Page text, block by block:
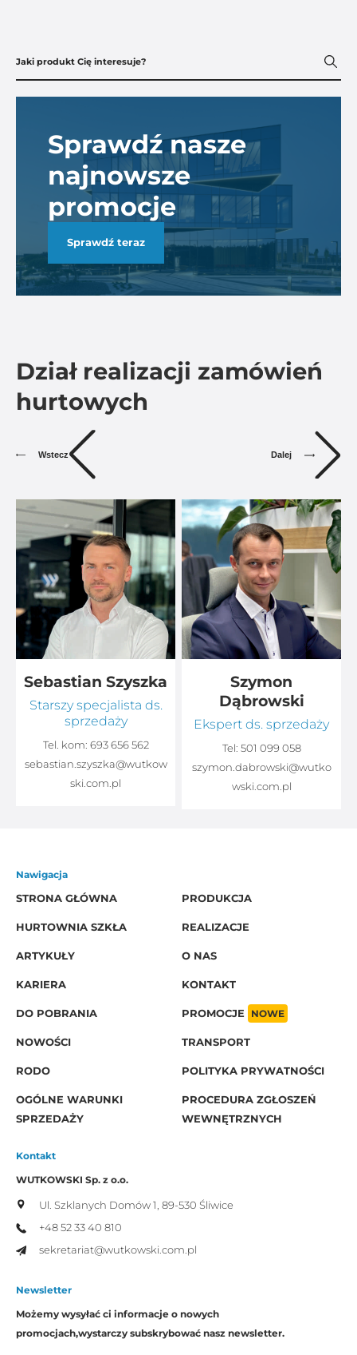
Sprawdź nasze
najnowsze
promocje
Sprawdź teraz
Dział realizacji zamówień
hurtowych
Wstecz Dalej
Sebastian Szyszka
Starszy specjalista ds.
sprzedaży
Tel. kom: 693 656 562
sebastian.szyszka@wutkow
ski.com.pl
Szymon
Dąbrowski
Ekspert ds. sprzedaży
Tel: 501 099 058
szymon.dabrowski@wutko
wski.com.pl
Nawigacja
STRONA GŁÓWNA
PRODUKCJA
HURTOWNIA SZKŁA REALIZACJE
ARTYKUŁY O NAS
KARIERA KONTAKT
DO POBRANIA PROMOCJE NOWE
NOWOŚCI TRANSPORT
RODO POLITYKA PRYWATNOŚCI
OGÓLNE WARUNKI
SPRZEDAŻY
PROCEDURA ZGŁOSZEŃ
WEWNĘTRZNYCH
Kontakt
WUTKOWSKI Sp. z o.o.
Ul. Szklanych Domów 1, 89-530 Śliwice
+48 52 33 40 810
sekretariat@wutkowski.com.pl
Newsletter
Możemy wysyłać ci informacje o nowych
promocjach,wystarczy subskrybować nasz newsletter.